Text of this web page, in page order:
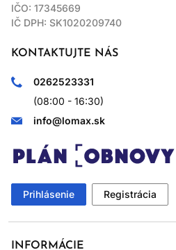
IČO: 17345669
IČ DPH: SK1020209740
KONTAKTUJTE NÁS
0262523331
(08:00 - 16:30)
info@lomax.sk
Prihlásenie Registrácia
INFORMÁCIE